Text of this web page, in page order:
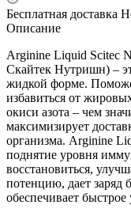
Бесплатная доставка
Описание
Arginine Liquid Scitec
Скайтек Нутришн) –
жидкой форме.
избавиться от
окиси азота – чем
максимизирует
организма. Arginine
поднятие уровня
восстановиться,
потенцию, дает заряд
обеспечивает